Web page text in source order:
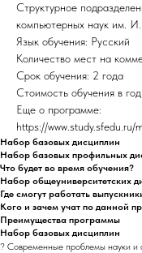
Структурное
компьютерных наук им.
Язык обучения: Русский
Количество мест на
Срок обучения: 2 года
Стоимость обучения в
Еще о программе:
https://
Набор базовых дисциплин
Набор базовых профильных
Что будет во время обучения?
Набор общеуниверситетских
Где смогут работать
Кого и зачем учат по данной
Преимущества программы
Набор базовых дисциплин
? Современные проблемы науки и